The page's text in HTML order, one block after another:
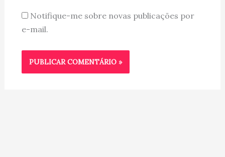
Notifique-me sobre novas publicações por
e-mail.